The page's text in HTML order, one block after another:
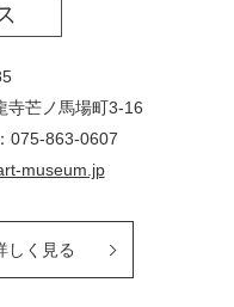
寺芒ノ馬場町3-16
075-863-0607
museum.jp
しく見る